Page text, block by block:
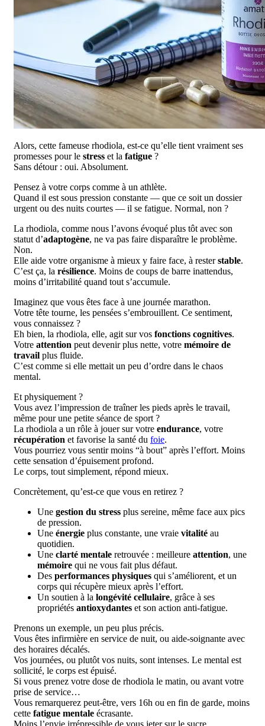
Alors, cette fameuse rhodiola, est-ce qu’elle tient vraiment ses
promesses pour le stress et la fatigue ?
Sans détour : oui. Absolument.
Pensez à votre corps comme à un athlète.
Quand il est sous pression constante — que ce soit un dossier
urgent ou des nuits courtes — il se fatigue. Normal, non ?
La rhodiola, comme nous l’avons évoqué plus tôt avec son
statut d’adaptogène, ne va pas faire disparaître le problème.
Non.
Elle aide votre organisme à mieux y faire face, à resterstable.
C’est ça, la résilience. Moins de coups de barre inattendus,
moins d’irritabilité quand tout s’accumule.
Imaginez que vous êtes face à une journée marathon.
Votre tête tourne, les pensées s’embrouillent. Ce sentiment,
vous connaissez ?
Eh bien, la rhodiola, elle, agit sur vos fonctions cognitives.
Votre attention peut devenir plus nette, votre mémoire de
travail plus fluide.
C’est comme si elle mettait un peu d’ordre dans le chaos
mental.
Et physiquement ?
Vous avez l’impression de traîner les pieds après le travail,
même pour une petite séance de sport ?
La rhodiola a un rôle à jouer sur votre endurance, votre
récupération et favorise la santé du foie.
Vous pourriez vous sentir moins “à bout” après l’effort. Moins
cette sensation d’épuisement profond.
Le corps, tout simplement, répond mieux.
Concrètement, qu’est-ce que vous en retirez ?
Une gestion du stress plus sereine, même face aux pics
de pression.
Une énergie plus constante, une vraie vitalité au
quotidien.
Une clarté mentale retrouvée : meilleure attention, une
mémoire qui ne vous fait plus défaut.
Des performances physiques qui s’améliorent, et un
corps qui récupère mieux après l’effort.
Un soutien à la longévité cellulaire, grâce à ses
propriétés antioxydantes et son action anti-fatigue.
Prenons un exemple, un peu plus précis.
Vous êtes infirmière en service de nuit, ou aide-soignante avec
des horaires décalés.
Vos journées, ou plutôt vos nuits, sont intenses. Le mental est
sollicité, le corps est épuisé.
Si vous prenez votre dose de rhodiola le matin, ou avant votre
prise de service…
Vous remarquerez peut-être, vers 16h ou en fin de garde, moins
cette fatigue mentale écrasante.
Moins l’envie irrépressible de vous jeter sur le sucre.